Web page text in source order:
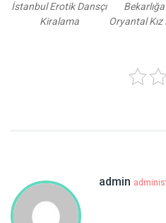
İstanbul Erotik Dansçı
Kiralama
Oryantal
admin